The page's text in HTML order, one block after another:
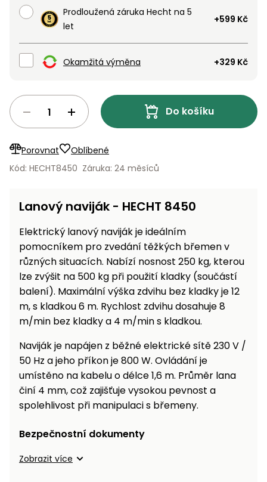
Ruční
Rozmetadla
Zametací
stroje
Sněhové
frézy
hrabla,
škrabky
na led
Příslušenství
Nabíječky
Příslušenství
Topidla
Navijáky
Prodloužená záruka Hecht na 5
let
+599 Kč
Okamžitá výměna +329 Kč
Do košíku
Porovnat
Oblíbené
Kód: HECHT8450 Záruka: 24 měsíců
Lanový naviják - HECHT 8450
Elektrický lanový naviják je ideálním
pomocníkem pro zvedání těžkých břemen v
různých situacích. Nabízí nosnost 250 kg, kterou
lze zvýšit na 500 kg při použití kladky (součástí
balení). Maximální výška zdvihu bez kladky je 12
m, s kladkou 6 m. Rychlost zdvihu dosahuje 8
m/min bez kladky a 4 m/min s kladkou.
Naviják je napájen z běžné elektrické sítě 230 V /
50 Hz a jeho příkon je 800 W. Ovládání je
umístěno na kabelu o délce 1,6 m. Průměr lana
činí 4 mm, což zajišťuje vysokou pevnost a
spolehlivost při manipulaci s břemeny.
Bezpečnostní dokumenty
Zobrazit více